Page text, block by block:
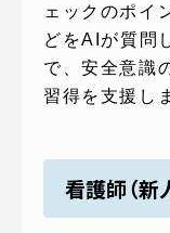
ェックのポイ
どをAIが質問
で、安全意識
習得を支援し
看護師（新